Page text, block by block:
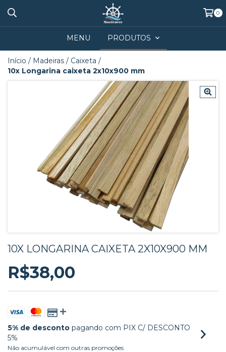
0
MENU PRODUTOS
Início / Madeiras / Caixeta /
10x Longarina caixeta 2x10x900 mm
10X LONGARINA CAIXETA 2X10X900 MM
R$38,00
5% de desconto pagando com PIX C/ DESCONTO
5%
Não acumulável com outras promoções